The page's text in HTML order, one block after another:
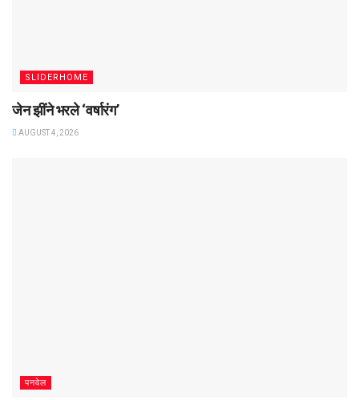
SLIDERHOME
जेन झींने भरले ‌‌‘वर्षारंग’
AUGUST 4, 2026
पनवेल